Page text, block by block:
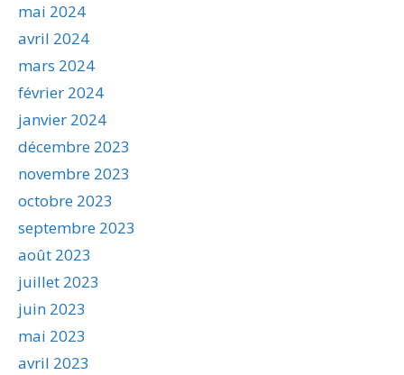
mai 2024
avril 2024
mars 2024
février 2024
janvier 2024
décembre 2023
novembre 2023
octobre 2023
septembre 2023
août 2023
juillet 2023
juin 2023
mai 2023
avril 2023